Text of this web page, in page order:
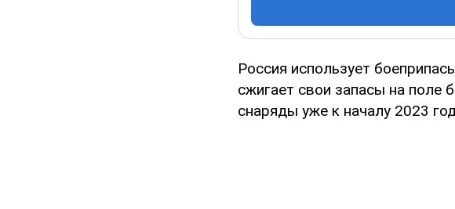
Россия использует
сжигает свои запасы на поле
снаряды уже к началу 2023